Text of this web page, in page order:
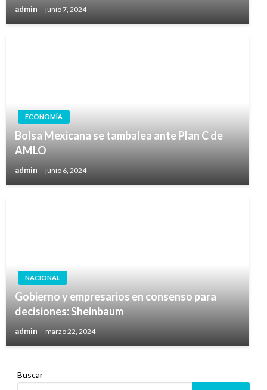
admin junio 7, 2024
ECONOMÍA
Bolsa Mexicana se tambalea ante Plan C de
AMLO
admin junio 6, 2024
NACIONAL
Gobierno y empresarios en consenso para
decisiones: Sheinbaum
admin marzo 22, 2024
Buscar